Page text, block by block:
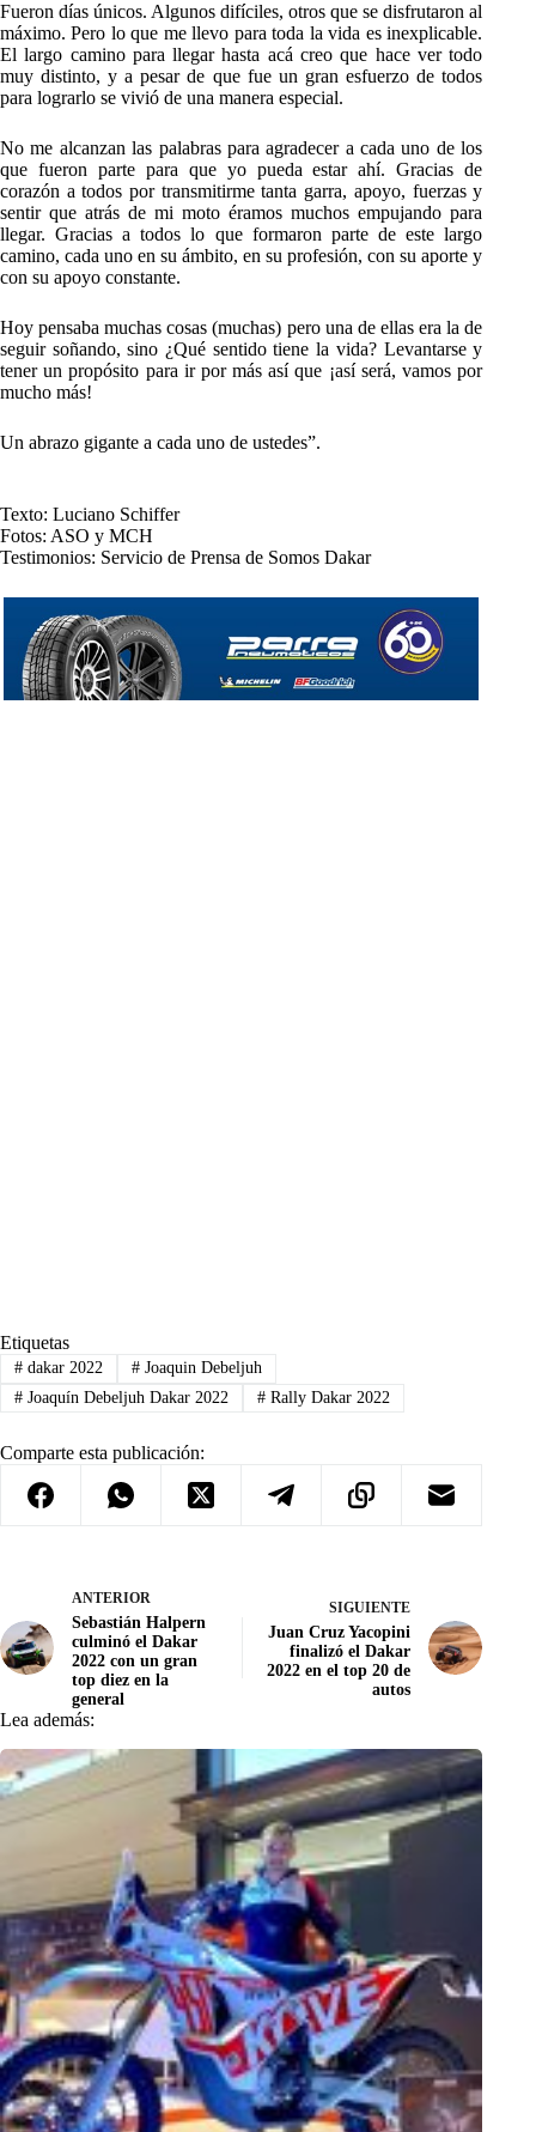
Fueron días únicos. Algunos difíciles, otros que se disfrutaron al
máximo. Pero lo que me llevo para toda la vida es inexplicable.
El largo camino para llegar hasta acá creo que hace ver todo
muy distinto, y a pesar de que fue un gran esfuerzo de todos
para lograrlo se vivió de una manera especial.
No me alcanzan las palabras para agradecer a cada uno de los
que fueron parte para que yo pueda estar ahí. Gracias de
corazón a todos por transmitirme tanta garra, apoyo, fuerzas y
sentir que atrás de mi moto éramos muchos empujando para
llegar. Gracias a todos lo que formaron parte de este largo
camino, cada uno en su ámbito, en su profesión, con su aporte y
con su apoyo constante.
Hoy pensaba muchas cosas (muchas) pero una de ellas era la de
seguir soñando, sino ¿Qué sentido tiene la vida? Levantarse y
tener un propósito para ir por más así que ¡así será, vamos por
mucho más!
Un abrazo gigante a cada uno de ustedes”.
Texto: Luciano Schiffer
Fotos: ASO y MCH
Testimonios: Servicio de Prensa de Somos Dakar
Etiquetas
#dakar 2022 #Joaquin Debeljuh
#Joaquín Debeljuh Dakar 2022 #Rally Dakar 2022
Comparte esta publicación:
ANTERIOR
Sebastián Halpern
culminó el Dakar
2022 con un gran
top diez en la
general
SIGUIENTE
Juan Cruz Yacopini
finalizó el Dakar
2022 en el top 20 de
autos
Lea además: